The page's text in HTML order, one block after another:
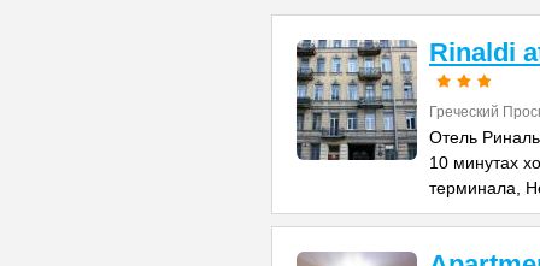
Rinaldi
Греческий
Отель
10 минутах
терминала,